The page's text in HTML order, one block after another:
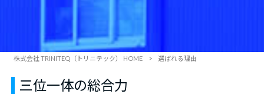
株式会社 TRINITEQ（トリニテック） HOME > 選ばれる理由
三位一体の総合力